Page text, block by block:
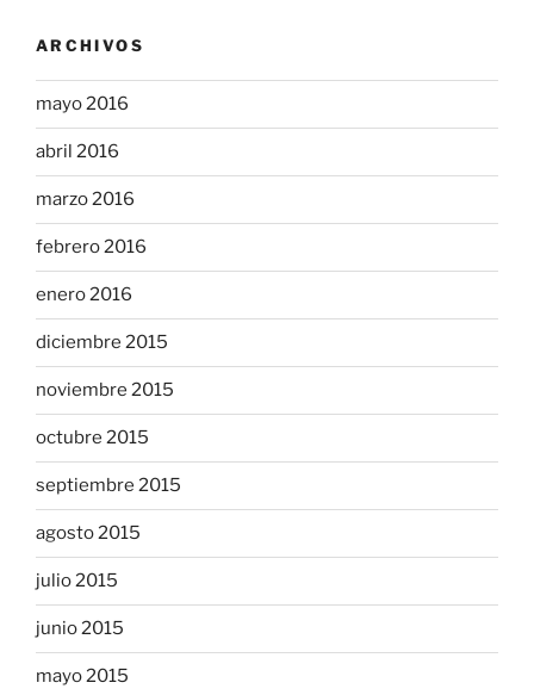
ARCHIVOS
mayo 2016
abril 2016
marzo 2016
febrero 2016
enero 2016
diciembre 2015
noviembre 2015
octubre 2015
septiembre 2015
agosto 2015
julio 2015
junio 2015
mayo 2015